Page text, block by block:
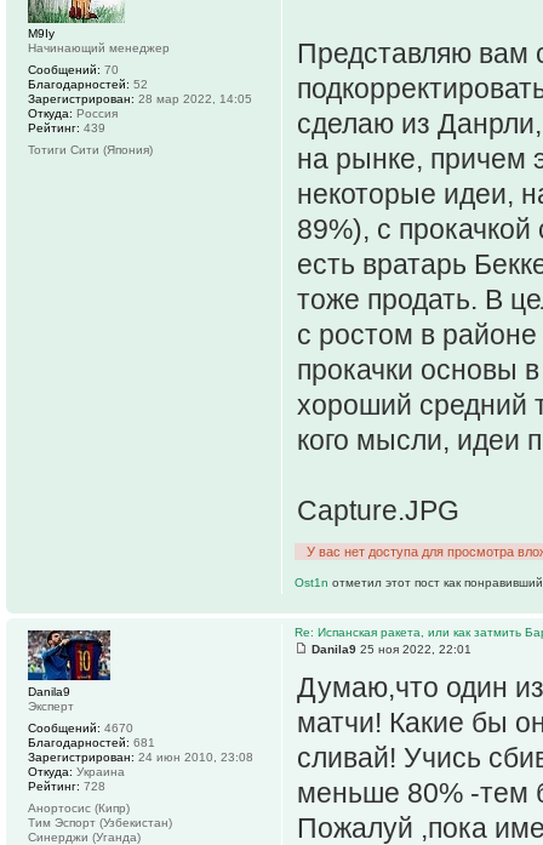
Представляю вам
сделаю из Данрли,
на рынке, причем
некоторые идеи,
89%), с
есть вратарь
тоже продать. В
с ростом в
прокачки основы
хороший средний
кого мысли, идеи
Capture.JPG
У вас нет доступа для просмотра
Ost1n отметил этот пост как
M9Iy
Начинающий менеджер
Сообщений: 70
Благодарностей: 52
Зарегистрирован: 28 мар 2022, 14:05
Откуда: Россия
Рейтинг: 439
Тотиги Сити (Япония)
Re: Испанская ракета, или как затмить
Danila9 25 ноя 2022, 22:01
Думаю,что один
матчи! Какие бы
сливай! Учись
меньше 80% -тем
Пожалуй ,пока
Danila9
Эксперт
Сообщений: 4670
Благодарностей: 681
Зарегистрирован: 24 июн 2010, 23:08
Откуда: Украина
Рейтинг: 728
Анортосис (Кипр)
Тим Эспорт (Узбекистан)
Синерджи (Уганда)